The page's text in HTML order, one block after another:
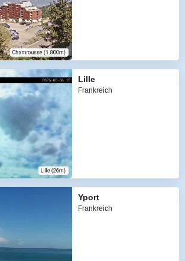
Lille
Frankreich
Yport
Frankreich